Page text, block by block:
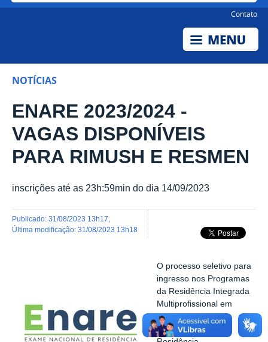
Contato
NOTÍCIAS
ENARE 2023/2024 -
VAGAS DISPONÍVEIS
PARA RIMUSH E RESMEN
inscrições até as 23h:59min do dia 14/09/2023
publicado: 31/08/2023 13h17
última modificação: 31/08/2023 13h18
O processo seletivo para
ingresso nos Programas
da Residência Integrada
Multiprofissional em
Saúde Hospitalar
(RIMUSH) e da